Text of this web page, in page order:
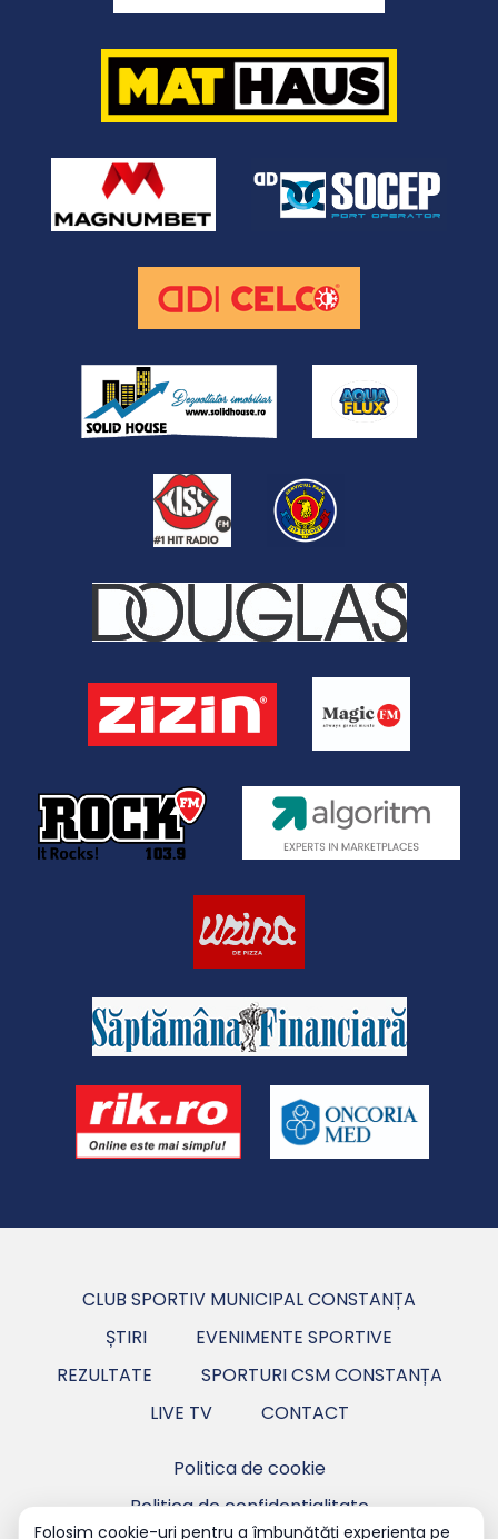
CLUB SPORTIV MUNICIPAL CONSTANȚA
ȘTIRI
EVENIMENTE SPORTIVE
REZULTATE
SPORTURI CSM CONSTANȚA
LIVE TV
CONTACT
Politica de cookie
Politica de confidentialitate
Folosim cookie-uri pentru a îmbunătăți experiența pe